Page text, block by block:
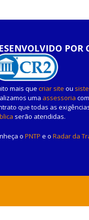
POR
mais que criar site ou
uma assessoria
que todas as
serão atendidas.
o PNTP e o Radar da